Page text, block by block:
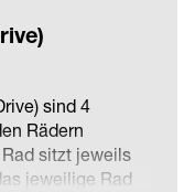
sind 4
Rädern
sitzt jeweils
jeweilige Rad